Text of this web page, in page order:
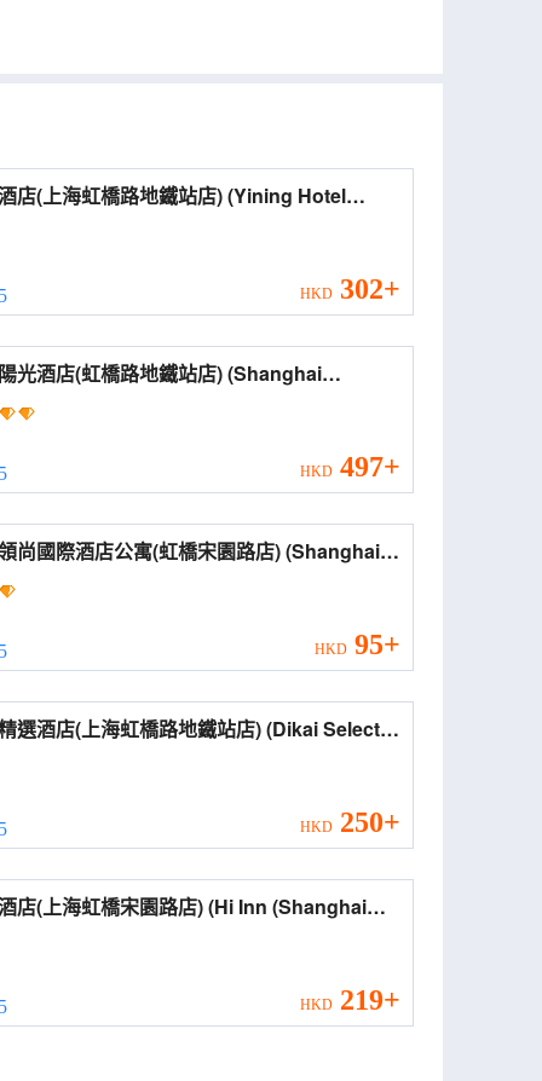
(上海虹橋路地鐵站店) (Yining Hotel
HKD 302+
酒店(虹橋路地鐵站店) (Shanghai
Hotel (Hongqiao Road Subway
HKD 497+
國際酒店公寓(虹橋宋園路店) (Shanghai
International Hotel Apartment
HKD 95+
酒店(上海虹橋路地鐵站店) (Dikai Select
HKD 250+
(上海虹橋宋園路店) (Hi Inn (Shanghai
HKD 219+